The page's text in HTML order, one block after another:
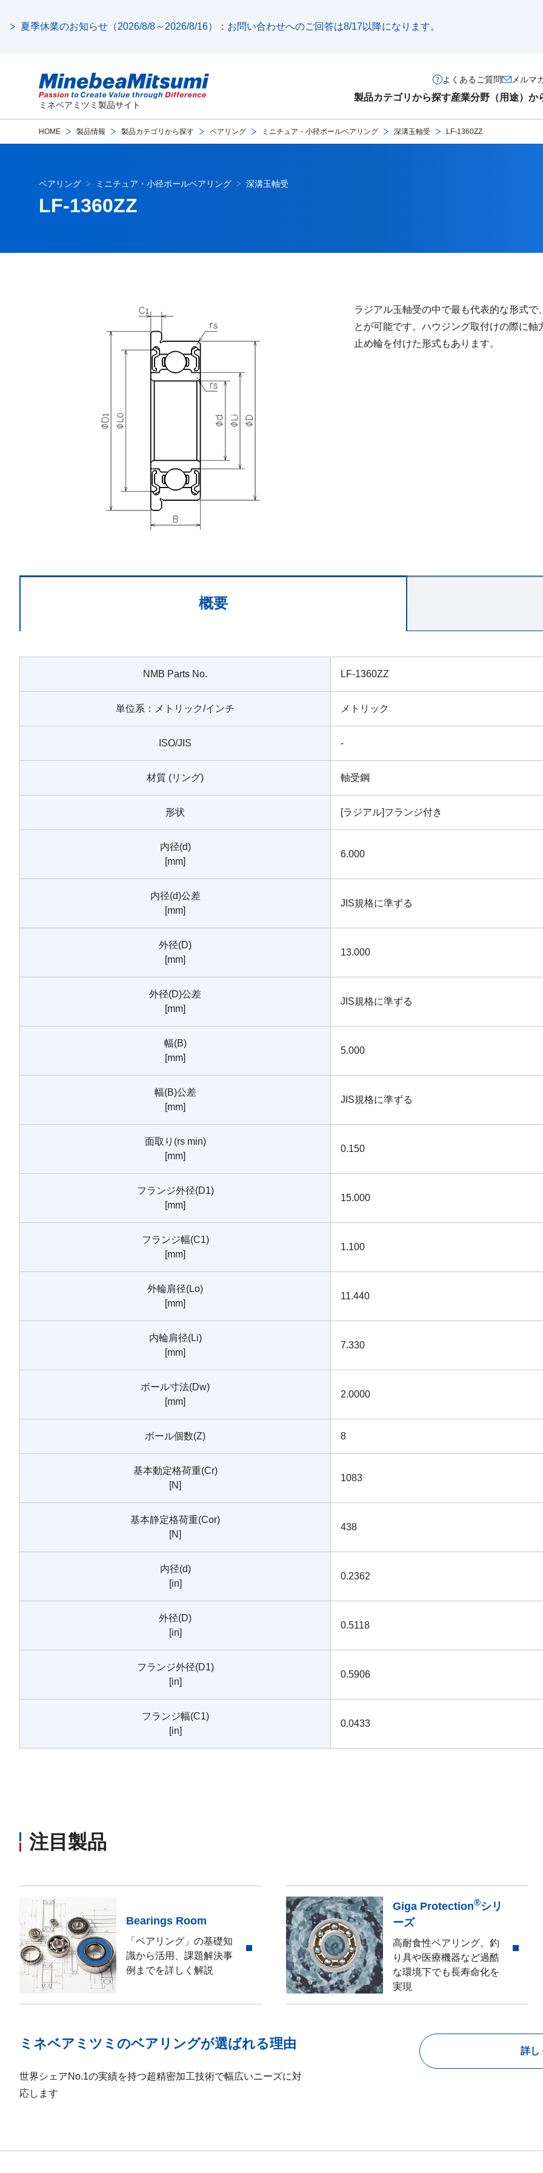
夏季休業のお知らせ（2026/8/8～2026/8/16）：お問い合わせへのご回答は8/17以降になります。
ミネベアミツミ製品サイト
製品カテゴリから探す産業分野（用途）か
よくあるご質問 メルマ
HOME 製品情報 製品カテゴリから探す ベアリング ミニチュア・小径ボールベアリング 深溝玉軸受 LF-1360ZZ
ベアリング ミニチュア・小径ボールベアリング 深溝玉軸受
LF-1360ZZ
ラジアル玉軸受の中で最も代表的な形式
とが可能です。ハウジング取付けの際に
止め輪を付けた形式もあります。
概要
NMB Parts No. LF-1360ZZ
単位系：メトリック/インチ メトリック
ISO/JIS -
材質 (リング) 軸受鋼
形状 [ラジアル]フランジ付き
内径(d)
[mm]
6.000
内径(d)公差
[mm]
JIS規格に準ずる
外径(D)
[mm]
13.000
外径(D)公差
[mm]
JIS規格に準ずる
幅(B)
[mm]
5.000
幅(B)公差
[mm]
JIS規格に準ずる
面取り(rs min)
[mm]
0.150
フランジ外径(D1)
[mm]
15.000
フランジ幅(C1)
[mm]
1.100
外輪肩径(Lo)
[mm]
11.440
内輪肩径(Li)
[mm]
7.330
ボール寸法(Dw)
[mm]
2.0000
ボール個数(Z) 8
基本動定格荷重(Cr)
[N]
1083
基本静定格荷重(Cor)
[N]
438
内径(d)
[in]
0.2362
外径(D)
[in]
0.5118
フランジ外径(D1)
[in]
0.5906
フランジ幅(C1)
[in]
0.0433
注目製品
Bearings Room
「ベアリング」の基礎知
識から活用、課題解決事
例までを詳しく解説
Giga Protection®シリ
ーズ
高耐食性ベアリング。釣
り具や医療機器など過酷
な環境下でも長寿命化を
実現
ミネベアミツミのベアリングが選ばれる理由
世界シェアNo.1の実績を持つ超精密加工技術で幅広いニーズに対
応します
詳し